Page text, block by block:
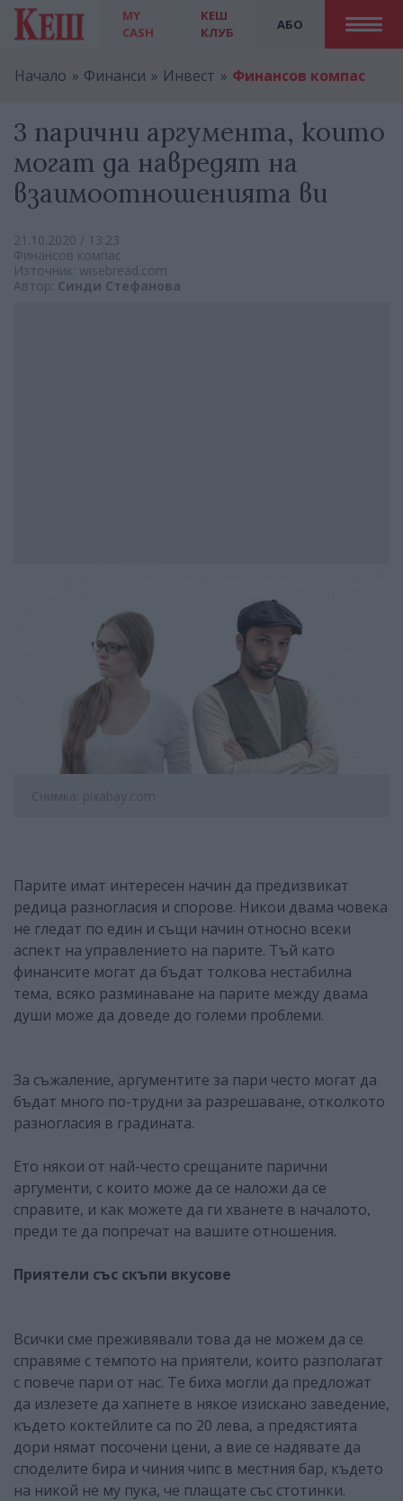
MY
CASH
АБО
КЕШ
КЛУБ
Начало Финанси Инвест Финансов компас
3 парични аргумента, които
могат да навредят на
взаимоотношенията ви
21.10.2020 / 13:23
Финансов компас
Източник: wisebread.com
Автор: Синди Стефанова
Снимка: pixabay.com
Парите имат интересен начин да предизвикат
редица разногласия и спорове. Никои двама човека
не гледат по един и същи начин относно всеки
аспект на управлението на парите. Тъй като
финансите могат да бъдат толкова нестабилна
тема, всяко разминаване на парите между двама
души може да доведе до големи проблеми.
За съжаление, аргументите за пари често могат да
бъдат много по-трудни за разрешаване, отколкото
разногласия в градината.
Ето някои от най-често срещаните парични
аргументи, с които може да се наложи да се
справите, и как можете да ги хванете в началото,
преди те да попречат на вашите отношения.
Приятели със скъпи вкусове
Всички сме преживявали това да не можем да се
справяме с темпото на приятели, които разполагат
с повече пари от нас. Те биха могли да предложат
да излезете да хапнете в някое изискано заведение,
където коктейлите са по 20 лева, а предястията
дори нямат посочени цени, а вие се надявате да
споделите бира и чиния чипс в местния бар, където
на никой не му пука, че плащате със стотинки.